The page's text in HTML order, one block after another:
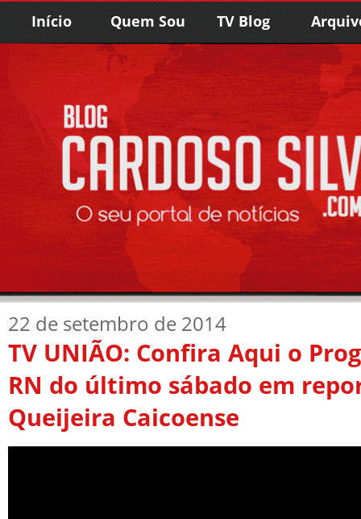
Início Quem Sou TV Blog
22 de setembro de 2014
TV UNIÃO: Confira Aqui o
RN do último sábado em
Queijeira Caicoense